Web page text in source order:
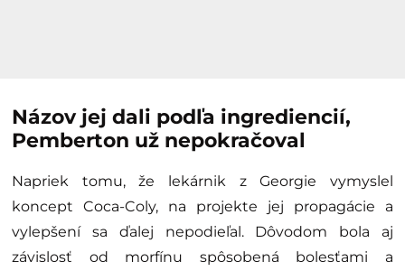
Názov jej dali podľa ingrediencií,
Pemberton už nepokračoval
Napriek tomu, že lekárnik z Georgie vymyslel
koncept Coca-Coly, na projekte jej propagácie a
vylepšení sa ďalej nepodieľal. Dôvodom bola aj
závislosť od morfínu spôsobená bolesťami a